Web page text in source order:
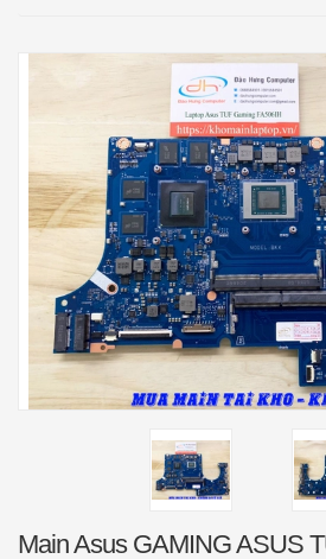
Main Asus GAMING ASUS